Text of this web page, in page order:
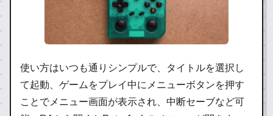
使い方はいつも通りシンプルで、タイトルを選択し
て起動、ゲームをプレイ中にメニューボタンを押す
ことでメニュー画面が表示され、中断セーブなど可